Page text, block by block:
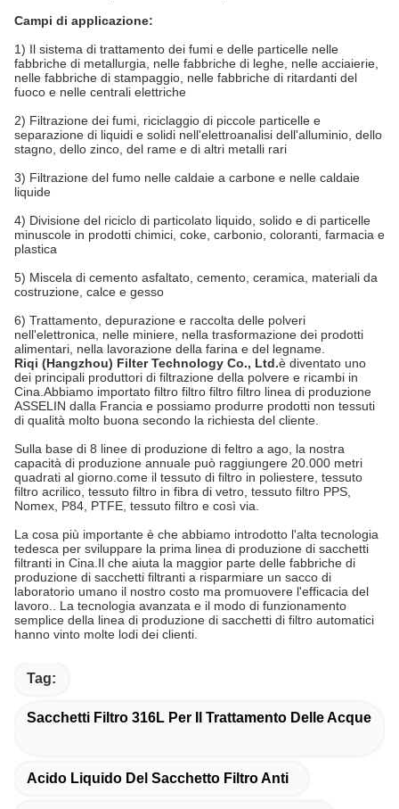
Campi di applicazione:
1) Il sistema di trattamento dei fumi e delle particelle nelle
fabbriche di metallurgia, nelle fabbriche di leghe, nelle acciaierie,
nelle fabbriche di stampaggio, nelle fabbriche di ritardanti del
fuoco e nelle centrali elettriche
2) Filtrazione dei fumi, riciclaggio di piccole particelle e
separazione di liquidi e solidi nell'elettroanalisi dell'alluminio, dello
stagno, dello zinco, del rame e di altri metalli rari
3) Filtrazione del fumo nelle caldaie a carbone e nelle caldaie
liquide
4) Divisione del riciclo di particolato liquido, solido e di particelle
minuscole in prodotti chimici, coke, carbonio, coloranti, farmacia e
plastica
5) Miscela di cemento asfaltato, cemento, ceramica, materiali da
costruzione, calce e gesso
6) Trattamento, depurazione e raccolta delle polveri
nell'elettronica, nelle miniere, nella trasformazione dei prodotti
alimentari, nella lavorazione della farina e del legname.
Riqi (Hangzhou) Filter Technology Co., Ltd.è diventato uno
dei principali produttori di filtrazione della polvere e ricambi in
Cina.Abbiamo importato filtro filtro filtro filtro linea di produzione
ASSELIN dalla Francia e possiamo produrre prodotti non tessuti
di qualità molto buona secondo la richiesta del cliente.
Sulla base di 8 linee di produzione di feltro a ago, la nostra
capacità di produzione annuale può raggiungere 20.000 metri
quadrati al giorno.come il tessuto di filtro in poliestere, tessuto
filtro acrilico, tessuto filtro in fibra di vetro, tessuto filtro PPS,
Nomex, P84, PTFE, tessuto filtro e così via.
La cosa più importante è che abbiamo introdotto l'alta tecnologia
tedesca per sviluppare la prima linea di produzione di sacchetti
filtranti in Cina.Il che aiuta la maggior parte delle fabbriche di
produzione di sacchetti filtranti a risparmiare un sacco di
laboratorio umano il nostro costo ma promuovere l'efficacia del
lavoro.. La tecnologia avanzata e il modo di funzionamento
semplice della linea di produzione di sacchetti di filtro automatici
hanno vinto molte lodi dei clienti.
Tag:
Sacchetti Filtro 316L Per Il Trattamento Delle Acque
Acido Liquido Del Sacchetto Filtro Anti